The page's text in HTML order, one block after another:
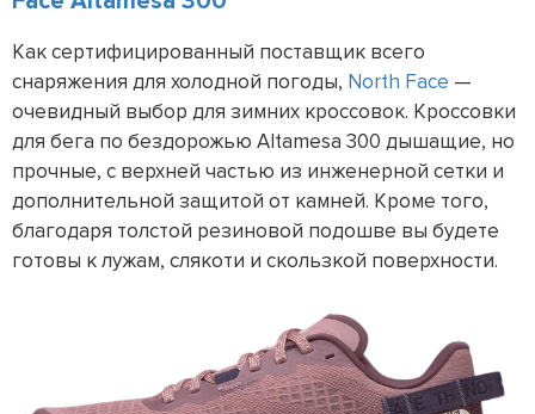
Как сертифицированный поставщик всего
снаряжения для холодной погоды, North Face —
очевидный выбор для зимних кроссовок. Кроссовки
для бега по бездорожью Altamesa 300 дышащие, но
прочные, с верхней частью из инженерной сетки и
дополнительной защитой от камней. Кроме того,
благодаря толстой резиновой подошве вы будете
готовы к лужам, слякоти и скользкой поверхности.